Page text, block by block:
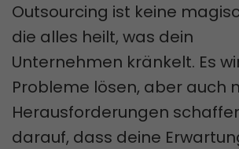
Outsourcing ist keine
die alles heilt, was dein
Unternehmen kränkelt. Es
Probleme lösen, aber auch
Herausforderungen
darauf, dass deine